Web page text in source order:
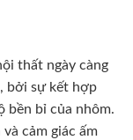
thất ngày càng
bởi sự kết hợp
bền bỉ của nhôm.
cảm giác ấm